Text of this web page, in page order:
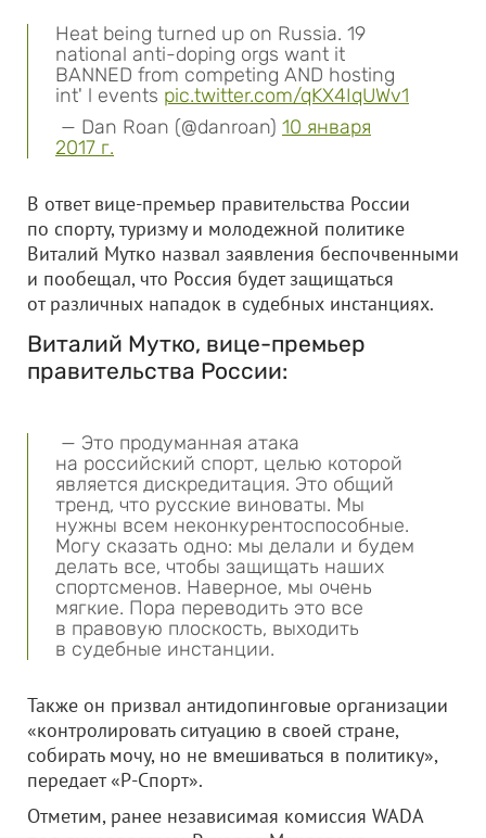
Heat being turned up on Russia. 19
national anti-doping orgs want it
BANNED from competing AND hosting
int' l events pic.twitter.com/qKX4IqUWv1
— Dan Roan (@danroan) 10 января
2017 г.
В ответ вице-премьер правительства России
по спорту, туризму и молодежной политике
Виталий Мутко назвал заявления беспочвенными
и пообещал, что Россия будет защищаться
от различных нападок в судебных инстанциях.
Виталий Мутко, вице-премьер
правительства России:
— Это продуманная атака
на российский спорт, целью которой
является дискредитация. Это общий
тренд, что русские виноваты. Мы
нужны всем неконкурентоспособные.
Могу сказать одно: мы делали и будем
делать все, чтобы защищать наших
спортсменов. Наверное, мы очень
мягкие. Пора переводить это все
в правовую плоскость, выходить
в судебные инстанции.
Также он призвал антидопинговые организации
«контролировать ситуацию в своей стране,
собирать мочу, но не вмешиваться в политику»,
передает «Р-Спорт».
Отметим, ранее независимая комиссия WADA